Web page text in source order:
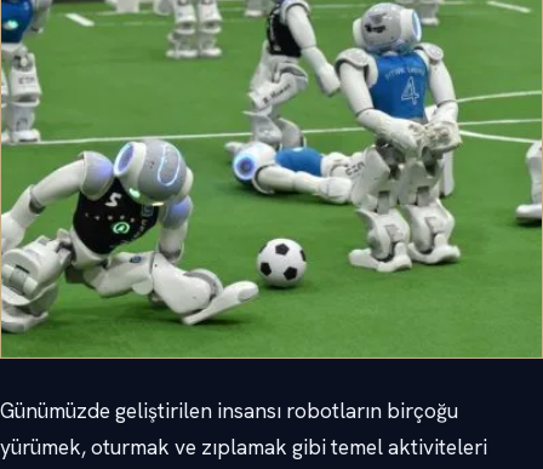
Günümüzde geliştirilen insansı robotların birçoğu
yürümek, oturmak ve zıplamak gibi temel aktiviteleri